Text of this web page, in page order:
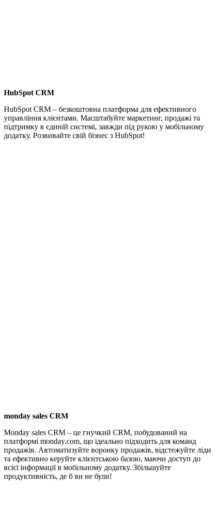
HubSpot CRM
HubSpot CRM – безкоштовна платформа для ефективного
управління клієнтами. Масштабуйте маркетинг, продажі та
підтримку в єдиній системі, завжди під рукою у мобільному
додатку. Розвивайте свій бізнес з HubSpot!
monday sales CRM
Monday sales CRM – це гнучкий CRM, побудований на
платформі monday.com, що ідеально підходить для команд
продажів. Автоматизуйте воронку продажів, відстежуйте ліди
та ефективно керуйте клієнтською базою, маючи доступ до
всієї інформації в мобільному додатку. Збільшуйте
продуктивність, де б ви не були!